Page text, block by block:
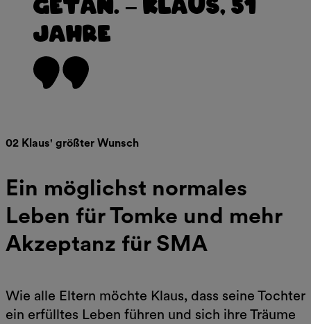
getan. – Klaus, 51
Jahre
02 Klaus' größter Wunsch
Ein möglichst normales
Leben für Tomke und mehr
Akzeptanz für SMA
Wie alle Eltern möchte Klaus, dass seine Tochter
ein erfülltes Leben führen und sich ihre Träume